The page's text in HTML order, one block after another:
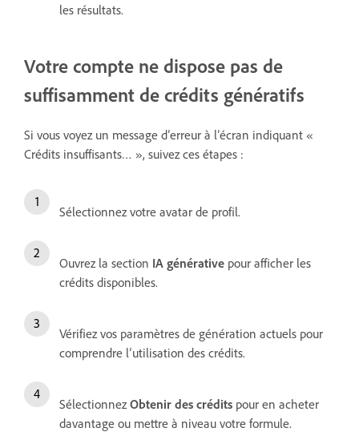
les résultats.
Votre compte ne dispose pas de
suffisamment de crédits génératifs
Si vous voyez un message d’erreur à l’écran indiquant «
Crédits insuffisants… », suivez ces étapes :
Sélectionnez votre avatar de profil.
Ouvrez la section IA générative pour afficher les
crédits disponibles.
Vérifiez vos paramètres de génération actuels pour
comprendre l’utilisation des crédits.
Sélectionnez Obtenir des crédits pour en acheter
davantage ou mettre à niveau votre formule.